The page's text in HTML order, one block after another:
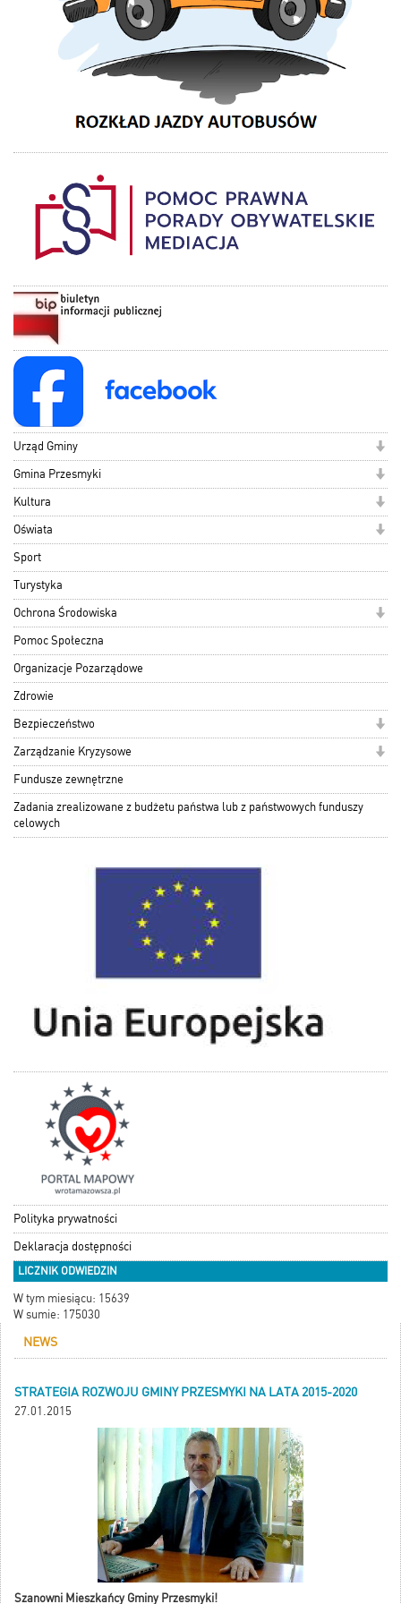
Urząd Gminy
Gmina Przesmyki
Kultura
Oświata
Sport
Turystyka
Ochrona Środowiska
Pomoc Społeczna
Organizacje Pozarządowe
Zdrowie
Bezpieczeństwo
Zarządzanie Kryzysowe
Fundusze zewnętrzne
Zadania zrealizowane z budżetu państwa lub z państwowych funduszy
celowych
Polityka prywatności
Deklaracja dostępności
LICZNIK ODWIEDZIN
W tym miesiącu: 15639
W sumie: 175030
NEWS
STRATEGIA ROZWOJU GMINY PRZESMYKI NA LATA 2015-2020
27.01.2015
Szanowni Mieszkańcy Gminy Przesmyki!